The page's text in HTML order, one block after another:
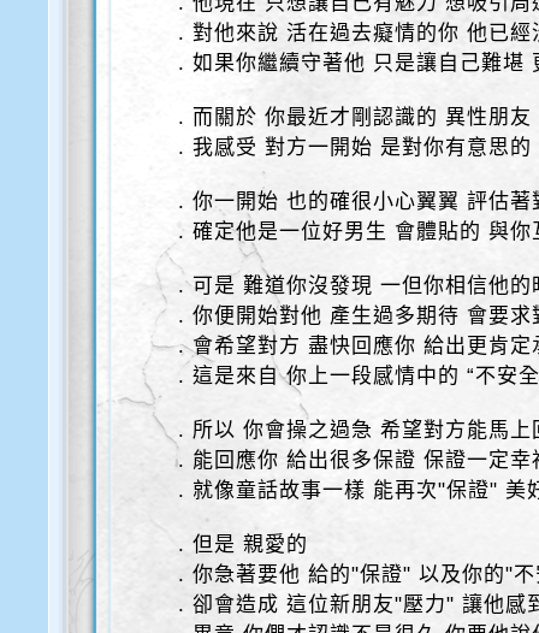
. 對他來說 活在過去癡情的你 他已經
. 如果你繼續守著他 只是讓自己難堪
. 而關於 你最近才剛認識的 異性朋友
. 我感受 對方一開始 是對你有意思的
. 你一開始 也的確很小心翼翼 評估著
. 確定他是一位好男生 會體貼的 與你
. 可是 難道你沒發現 一但你相信他的
. 你便開始對他 產生過多期待 會要求
. 會希望對方 盡快回應你 給出更肯定
. 這是來自 你上一段感情中的 “不安
. 所以 你會操之過急 希望對方能馬上
. 能回應你 給出很多保證 保證一定幸
. 就像童話故事一樣 能再次"保證"
. 但是 親愛的
. 你急著要他 給的"保證" 以及你的"
. 卻會造成 這位新朋友"壓力" 讓他感